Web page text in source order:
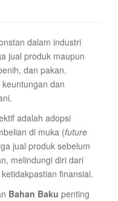
dalam industri
jual produk maupun
dan pakan.
dan
adalah adopsi
di muka (future
jual produk sebelum
melindungi diri dari
finansial.
Bahan Baku penting